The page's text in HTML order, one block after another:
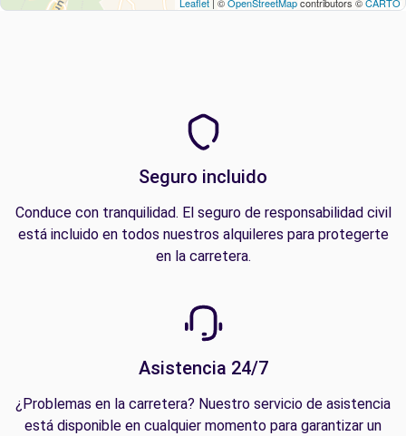
Seguro incluido
Conduce con tranquilidad. El seguro de responsabilidad civil
está incluido en todos nuestros alquileres para protegerte
en la carretera.
Asistencia 24/7
¿Problemas en la carretera? Nuestro servicio de asistencia
está disponible en cualquier momento para garantizar un